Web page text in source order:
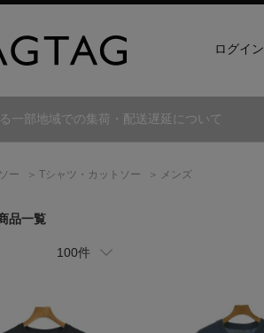
ログイン
一部地域での集荷・配送遅延について
ー Tシャツ・カットソー メンズ
品一覧
100件